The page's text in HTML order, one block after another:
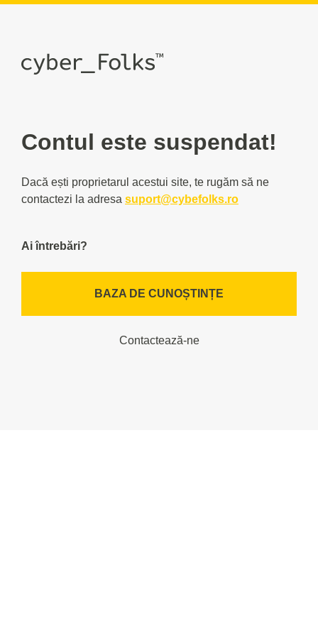
Contul este suspendat!
Dacă ești proprietarul acestui site, te rugăm să ne
contactezi la adresa suport@cybefolks.ro
Ai întrebări?
BAZA DE CUNOȘTINȚE
Contactează-ne